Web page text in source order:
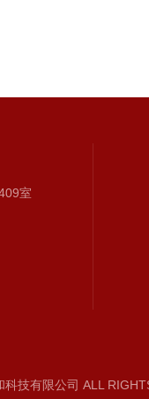
室
技有限公司 ALL